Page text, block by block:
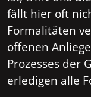
fällt hier oft
Formalitäten
offenen
Prozesses der
erledigen alle